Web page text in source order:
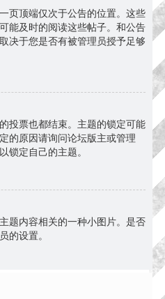
页顶端仅次于公告的位置。这些
能及时的阅读这些帖子。和公告
决于您是否有被管理员授予足够
投票也都结束。主题的锁定可能
的原因请询问论坛版主或管理
锁定自己的主题。
题内容相关的一种小图片。是否
的设置。